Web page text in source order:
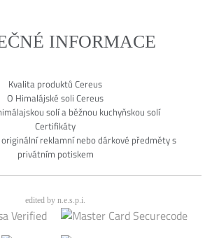
INFORMACE
Kvalita produktů Cereus
O Himalájské soli Cereus
solí a běžnou kuchyňskou solí
Certifikáty
reklamní nebo dárkové předměty s
privátním potiskem
edited by n.e.s.p.i.